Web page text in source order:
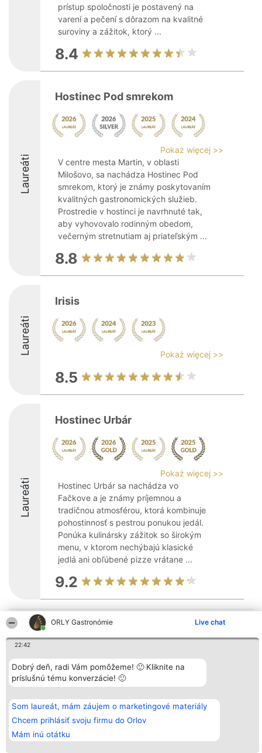
ORLY Gastronómie Live chat
22:42
Dobrý deň, radi Vám pomôžeme! 🙂 Kliknite na
príslušnú tému konverzácie! 🙂
Som laureát, mám záujem o marketingové materiály
Chcem prihlásiť svoju firmu do Orlov
Mám inú otátku
prístup spoločnosti je postavený na
varení a pečení s dôrazom na kvalitné
suroviny a zážitok, ktorý ...
8.4
Laureáti
Hostinec Pod smrekom
Pokaż więcej >>
V centre mesta Martin, v oblasti
Milošovo, sa nachádza Hostinec Pod
smrekom, ktorý je známy poskytovaním
kvalitných gastronomických služieb.
Prostredie v hostinci je navrhnuté tak,
aby vyhovovalo rodinným obedom,
večerným stretnutiam aj priateľským ...
8.8
Laureáti
Irisis
Pokaż więcej >>
8.5
Laureáti
Hostinec Urbár
Pokaż więcej >>
Hostinec Urbár sa nachádza vo
Fačkove a je známy príjemnou a
tradičnou atmosférou, ktorá kombinuje
pohostinnosť s pestrou ponukou jedál.
Ponúka kulinársky zážitok so širokým
menu, v ktorom nechýbajú klasické
jedlá ani obľúbené pizze vrátane ...
9.2
Organizátor hodnotenia
Bright Side Solutions sp. z o.
o. sp. k.
ul. Ruska 22
Wrocław 50-079
KRS 0000749100 | Regon
381313360 | NIP 8943132676
+48 508 492 400
Hodnotenie
Lista
Laureatów
Podmienky
Obchodné
podmienky
ochrany
osobných
údajov
Kontakt